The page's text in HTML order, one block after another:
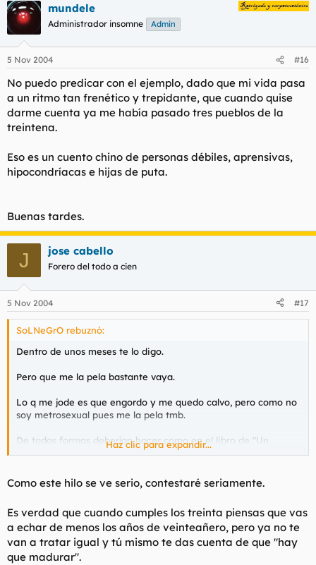
mundele
Administrador insomne Admin
5 Nov 2004 #16
No puedo predicar con el ejemplo, dado que mi vida pasa
a un ritmo tan frenético y trepidante, que cuando quise
darme cuenta ya me había pasado tres pueblos de la
treintena.
Eso es un cuento chino de personas débiles, aprensivas,
hipocondríacas e hijas de puta.
Buenas tardes.
J jose cabello
Forero del todo a cien
5 Nov 2004 #17
SoLNeGrO rebuznó:
Dentro de unos meses te lo digo.
Pero que me la pela bastante vaya.
Lo q me jode es que engordo y me quedo calvo, pero como no
soy metrosexual pues me la pela tmb.
De todas formas deberían hacer como en el libro de "Un
mundo feliz" de Aldous Huxley y llegados a los 30 incinerarnos
cual me da bastante asco, así que se jodan que seguiré
respirando sólo por joder.
Eso sí, dejaré de fumar de una puta vez, que es caro y al final
del polvo me va faltando aire.
Haz clic para expandir...
Como este hilo se ve serio, contestaré seriamente.
Es verdad que cuando cumples los treinta piensas que vas
a echar de menos los años de veinteañero, pero ya no te
van a tratar igual y tú mismo te das cuenta de que "hay
que madurar".